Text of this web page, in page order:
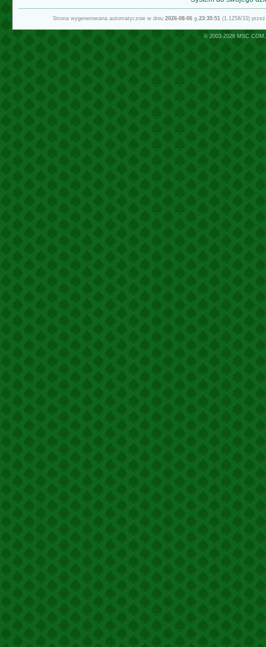
Strona wygenerowana automatycznie w dniu 2026-08-06g.23:35:51(1.1258/33)
© 2003-2026